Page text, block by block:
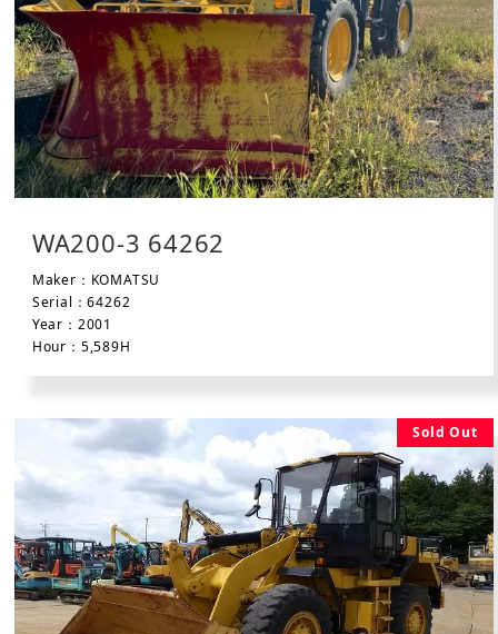
WA200-3 64262
Maker：KOMATSU
Serial：64262
Year：2001
Hour：5,589H
Sold Out